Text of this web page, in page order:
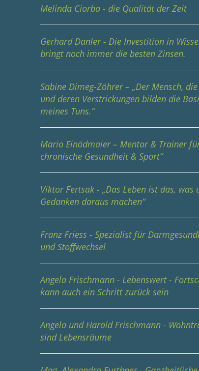
Melinda Ciorba - die Qualität der Zeit
Gerhard Danler - Die Investition in
bringt noch immer die besten Zinsen.
Sabine Dimeg-Zöhrer – „Der Mensch, die
und deren Verstrickungen bilden die
meines Tuns.“
Mario Einödmaier – Mentor & Trainer
chronische Gesundheit & Sport“
Viktor Fertsak - „Das Leben ist das, was
Gedanken daraus machen“
Franz Friess - Spezialist für
und Stoffwechsel
Angela Frischmann - Lebenswert -
kann auch ein Schritt zurück sein
Angela und Harald Frischmann -
sind Lebensräume